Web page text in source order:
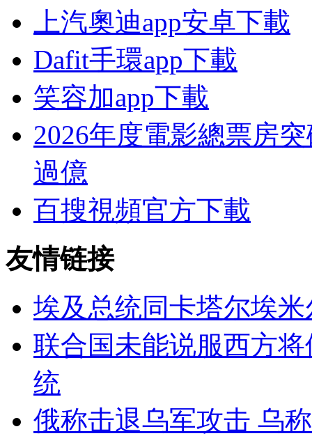
上汽奧迪app安卓下載
Dafit手環app下載
笑容加app下載
2026年度電影總票房
過億
百搜視頻官方下載
友情链接
埃及总统同卡塔尔埃
联合国未能说服西方
统
俄称击退乌军攻击 乌